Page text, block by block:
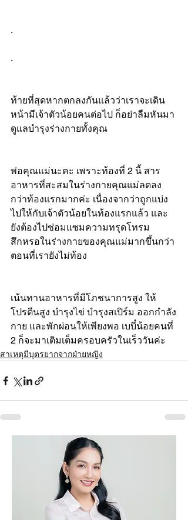
.
.
ท้ายที่สุดหากตกลงกันแล้วว่าเราจะเดิน
หน้ามีเจ้าตัวน้อยคนต่อไป ก็อย่าลืมหันมา
ดูแลบำรุงร่างกายทั้งคุณ
พ่อคุณแม่นะคะ เพราะท้องที่ 2 นี้ สาร
อาหารที่สะสมในร่างกายคุณแม่ลดลง
กว่าท้องแรกมากค่ะ เนื่องจากว่าถูกแบ่ง
ไปให้กับเจ้าตัวน้อยในท้องแรกแล้ว และ
ยังต้องไปซ่อมแซมความทรุดโทรม
สึกหรอในร่างกายของคุณแม่มากขึ้นกว่า
ตอนที่เรายังไม่ท้อง
เน้นทานอาหารที่มีโภชนาการสูง ให้
โปรตีนสูง บำรุงไข่ บำรุงสเปิร์ม ออกกำลัง
กาย และพักผ่อนให้เพียงพอ เบบี๋น้อยคนที่
2 ก็จะมาเติมเต็มครอบครัวในเร็ววันค่ะ
สาเหตุมีบุตรยากจากฝ่ายหญิง